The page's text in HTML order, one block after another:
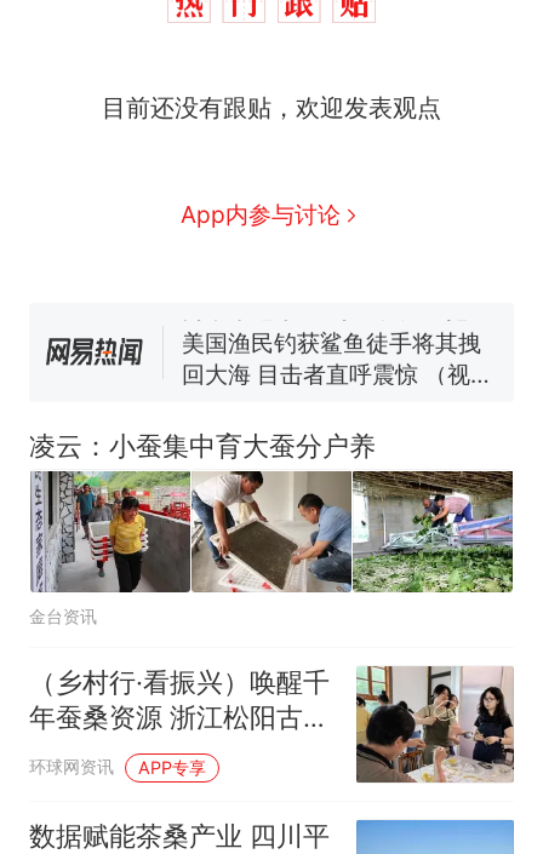
目前还没有跟贴，欢迎发表观点
App内参与讨论
因老师一句“跟我回家”改写了
费大厨“全国小炒肉大王”称
号，仅凭视频评出？中国烹饪
140多朵
美国渔民钓获鲨鱼徒手将其拽
回大海 目击者直呼震惊 （视频
官方通报
热 那个在床头放菜刀的女孩，
因老师一句“跟我回家”改写了
人生
凌云：小蚕集中育大蚕分户养
金台资讯
（乡村行·看振兴）唤醒千
年蚕桑资源 浙江松阳古村
“破茧重生”引客来
环球网资讯 APP专享
数据赋能茶桑产业 四川平